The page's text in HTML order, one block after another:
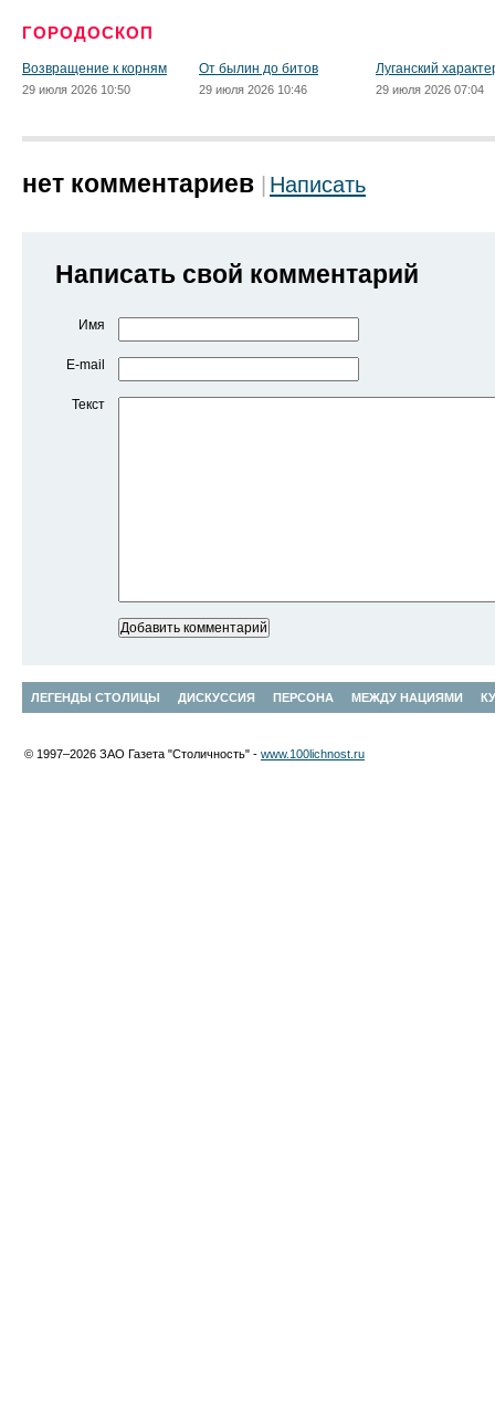
ГОРОДОСКОП
Возвращение к корням
29 июля 2026 10:50
От былин до битов
29 июля 2026 10:46
Луганский
29 июля 2026 07:04
нет комментариев Написать
Написать свой комментарий
Имя
E-mail
Текст
ЛЕГЕНДЫ СТОЛИЦЫ ДИСКУССИЯ ПЕРСОНА МЕЖДУ НАЦИЯМИ
© 1997–2026 ЗАО Газета "Столичность" - www.100lichnost.ru